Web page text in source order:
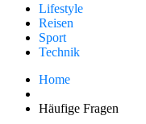
Lifestyle
Reisen
Sport
Technik
Home
Häufige Fragen